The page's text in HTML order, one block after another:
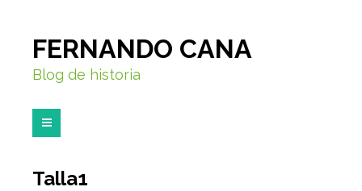
FERNANDO CANA
Blog de historia
Talla1